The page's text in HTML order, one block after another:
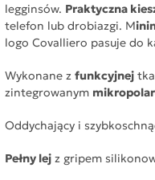
legginsów. Praktyczna
telefon lub drobiazgi. M
logo Covalliero pasuje do
Wykonane z funkcyjnej
zintegrowanym
Oddychający i
Pełny lej z gripem